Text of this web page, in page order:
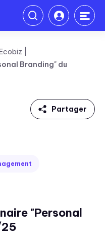
Branding" du
Partager
"Personal